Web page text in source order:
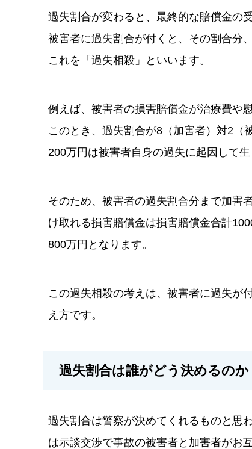
過失割合が変わると、最終的な賠償金の
被害者に過失割合が付くと、その割合分
これを「過失相殺」といいます。
例えば、被害者の損害賠償金が治療費や
このとき、過失割合が8（加害者）対2（
200万円は被害者自身の過失に起因して
そのため、被害者の過失割合分まで加害
け取れる損害賠償金は損害賠償金合計
800万円となります。
この過失相殺の考えは、被害者に過失が
え方です。
過失割合は誰がどう決めるのか
過失割合は警察が決めてくれるものと思
は示談交渉で事故の被害者と加害者がお